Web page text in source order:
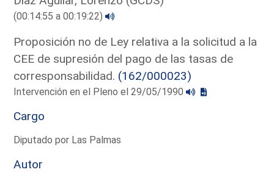
(00:14:55 a 00:19:22)
Proposición no de Ley relativa a la solicitud a la
CEE de supresión del pago de las tasas de
corresponsabilidad. (162/000023)
Intervención en el Pleno el 29/05/1990
Cargo
Diputado por Las Palmas
Autor